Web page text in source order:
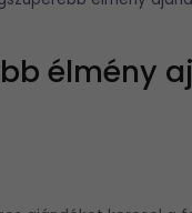
élmény